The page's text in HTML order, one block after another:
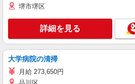
堺市堺区
詳細を見る
大学病院の清掃
月給 273,650円